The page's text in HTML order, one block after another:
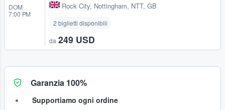
DOM
7:00 PM
Rock City, Nottingham, NTT, GB
2 biglietti disponibili
da 249 USD
Garanzia 100%
Supportiamo ogni ordine